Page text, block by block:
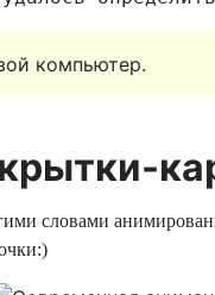
компьютер.
словами